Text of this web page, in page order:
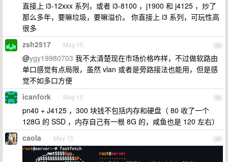
直接上 i3-12xxx 系列，或者 i3-8100 ，j1900 和 j4125 ，炒了
那么多年，要嘛垃圾，要嘛溢价。 你直接上 i3 系列，可玩性高
很多
43
zsh2517 May 15
@ygy19980703 我不太清楚现在市场价格咋样，不过做软路由
单口感觉有点局限，虽然 vlan 或者是旁路接法也能用，但是感
觉不如多口方便
44
icanfork May 15
pn40 + J4125 ，300 块钱不包括内存和硬盘（ 80 收了一个
128G 的 SSD ，内存自己有一根 8G 的，咸鱼也是 120 左右）
45
caola May 15